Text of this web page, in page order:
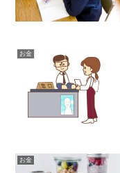
お金
お金